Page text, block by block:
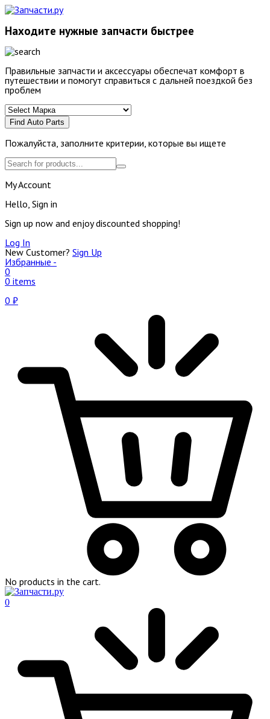
Находите нужные запчасти быстрее
Правильные запчасти и аксессуары обеспечат комфорт в
путешествии и помогут справиться с дальней поездкой без
проблем
Find Auto Parts
Пожалуйста, заполните критерии, которые вы ищете
My Account
Hello, Sign in
Sign up now and enjoy discounted shopping!
Log In
New Customer? Sign Up
Избранные -
0
0 items
0 ₽
No products in the cart.
0